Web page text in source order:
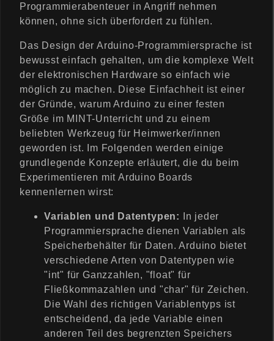
Programmierabenteuer in Angriff nehmen
können, ohne sich überfordert zu fühlen.
Das Design der Arduino-Programmiersprache ist
bewusst einfach gehalten, um die komplexe Welt
der elektronischen Hardware so einfach wie
möglich zu machen. Diese Einfachheit ist einer
der Gründe, warum Arduino zu einer festen
Größe im MINT-Unterricht und zu einem
beliebten Werkzeug für Heimwerker/innen
geworden ist. Im Folgenden werden einige
grundlegende Konzepte erläutert, die du beim
Experimentieren mit Arduino Boards
kennenlernen wirst:
Variablen und Datentypen:
In jeder
Programmiersprache dienen Variablen als
Speicherbehälter für Daten. Arduino bietet
verschiedene Arten von Datentypen wie
"int" für Ganzzahlen, "float" für
Fließkommazahlen und "char" für Zeichen.
Die Wahl des richtigen Variablentyps ist
entscheidend, da jede Variable einen
anderen Teil des begrenzten Speichers